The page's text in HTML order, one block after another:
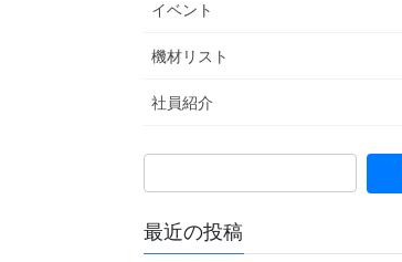
イベント
機材リスト
社員紹介
最近の投稿